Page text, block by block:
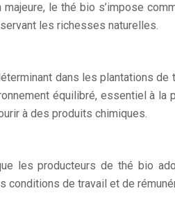
le thé bio s’impose
les richesses naturelles.
dans les plantations
équilibré, essentiel à la
à des produits chimiques.
les producteurs de thé bio
conditions de travail et de